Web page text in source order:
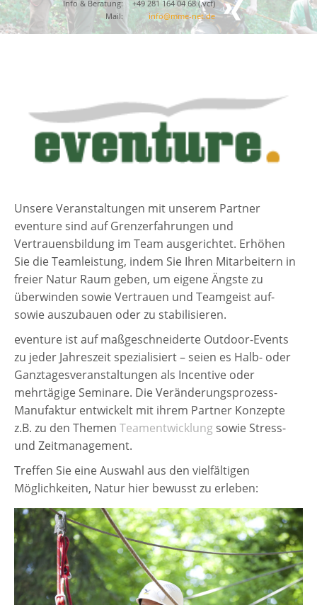
Info & Beratung:
Mail:
+49 281 164 04 68 (.vcf)
info@mme-net.de
Unsere Veranstaltungen mit unserem Partner
eventure sind auf Grenzerfahrungen und
Vertrauensbildung im Team ausgerichtet. Erhöhen
Sie die Teamleistung, indem Sie Ihren Mitarbeitern in
freier Natur Raum geben, um eigene Ängste zu
überwinden sowie Vertrauen und Teamgeist auf-
sowie auszubauen oder zu stabilisieren.
eventure ist auf maßgeschneiderte Outdoor-Events
zu jeder Jahreszeit spezialisiert – seien es Halb- oder
Ganztagesveranstaltungen als Incentive oder
mehrtägige Seminare. Die Veränderungsprozess-
Manufaktur entwickelt mit ihrem Partner Konzepte
z.B. zu den Themen Teamentwicklung sowie Stress-
und Zeitmanagement.
Treffen Sie eine Auswahl aus den vielfältigen
Möglichkeiten, Natur hier bewusst zu erleben: